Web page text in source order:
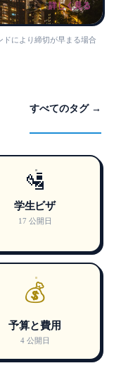
詳しく見る
ドにより締切が早まる場合
すべてのタグ →
🛂
学生ビザ
17 公開日
💰
予算と費用
4 公開日